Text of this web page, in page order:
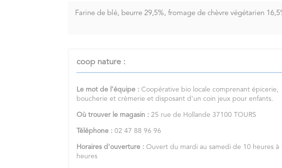
Farine de blé, beurre 29,5%, fromage de chèvre végétarien
coop nature :
Le mot de l’équipe :Coopérative bio locale comprenant épicerie,
boucherie et crèmerie et disposant d'un coin jeux pour enfants.
Où trouver le magasin :25 rue de Hollande 37100 TOURS
Téléphone :02 47 88 96 96
Horaires d'ouverture :Ouvert du mardi au samedi de 10 heures à
heures